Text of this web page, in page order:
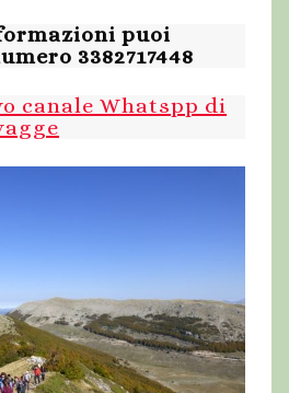
puoi
3382717448
canale Whatspp di